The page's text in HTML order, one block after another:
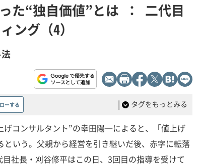
た“独自価値”とは ： 二代目
ング（4）
ーする | タグをもっとみる
コンサルタント”の幸田陽一によると、「値上げ
いう。父親から経営を引き継いだ後、赤字に転落
社長・刈谷修平はこの日、3回目の指導を受けて